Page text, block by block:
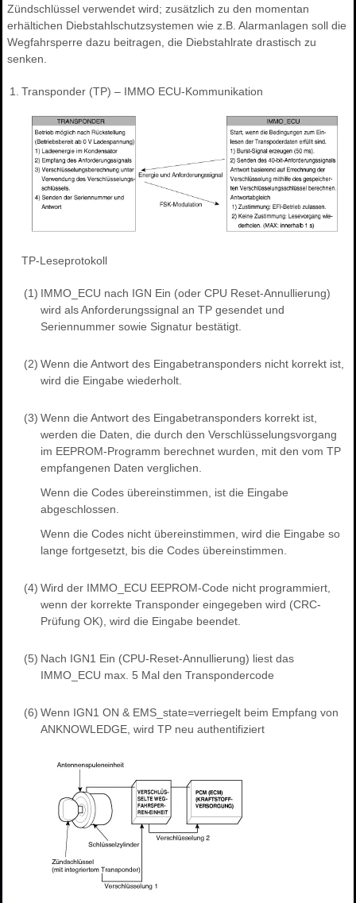
Zündschlüssel verwendet wird; zusätzlich zu den momentan
erhältichen Diebstahlschutzsystemen wie z.B. Alarmanlagen soll die
Wegfahrsperre dazu beitragen, die Diebstahlrate drastisch zu
senken.
1. Transponder (TP) – IMMO ECU-Kommunikation
TP-Leseprotokoll
(1) IMMO_ECU nach IGN Ein (oder CPU Reset-Annullierung)
wird als Anforderungssignal an TP gesendet und
Seriennummer sowie Signatur bestätigt.
(2) Wenn die Antwort des Eingabetransponders nicht korrekt ist,
wird die Eingabe wiederholt.
(3) Wenn die Antwort des Eingabetransponders korrekt ist,
werden die Daten, die durch den Verschlüsselungsvorgang
im EEPROM-Programm berechnet wurden, mit den vom TP
empfangenen Daten verglichen.
Wenn die Codes übereinstimmen, ist die Eingabe
abgeschlossen.
Wenn die Codes nicht übereinstimmen, wird die Eingabe so
lange fortgesetzt, bis die Codes übereinstimmen.
(4) Wird der IMMO_ECU EEPROM-Code nicht programmiert,
wenn der korrekte Transponder eingegeben wird (CRC-
Prüfung OK), wird die Eingabe beendet.
(5) Nach IGN1 Ein (CPU-Reset-Annullierung) liest das
IMMO_ECU max. 5 Mal den Transpondercode
(6) Wenn IGN1 ON & EMS_state=verriegelt beim Empfang von
ANKNOWLEDGE, wird TP neu authentifiziert